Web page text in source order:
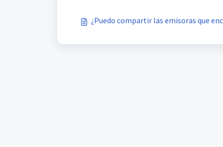
¿Puedo compartir las emisoras que